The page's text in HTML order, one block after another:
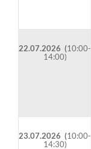
22.07.2026 (10:00-
14:00)
23.07.2026 (10:00-
14:30)